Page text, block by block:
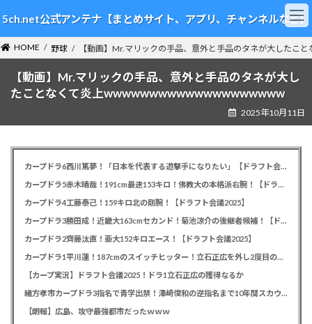
ン
テ
ン
ツ
ビ
ゲ
ー
シ
5ch.net公式アンテナ【まとめサイト、アプリ、チャンネルなど】
HOME 野球 【動画】Mr.マリックの手品、意外と手品のタネが大したこ
【動画】Mr.マリックの手品、意外と手品のタネが大し
たことなくて炎上wwwwwwwwwwwwwwwwwwww
2025年10月11日
カープドラ6西川篤夢！「日本を代表する遊撃手になりたい」【ドラフト会議2025】
カープドラ5赤木晴哉！191cm最速153キロ！佛教大の本格派右腕！【ドラフト会議2025】
カープドラ4工藤泰己！159キロ北の剛腕！【ドラフト会議2025】
カープドラ3勝田成！近畿大163cmセカンド！菊池涼介の後継者候補！【ドラフト会議2025】
カープドラ2齊藤汰直！亜大152キロエース！【ドラフト会議2025】
カープドラ1平川蓮！187cmのスイッチヒッター！立石正広を外し2度目の重複も新井監督がクジを引き当てる！【ドラフト会議2025】
【カープ実況】ドラフト会議2025！ドラ1立石正広の獲得なるか
緒方孝市カープドラ3指名で青学出禁！澤﨑俊和の逆指名まで10年間スカウト出禁
【朗報】広島、攻守最強都市だったｗｗｗ